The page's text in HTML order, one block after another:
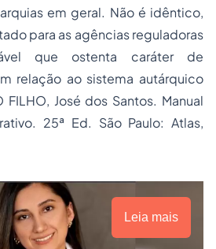
em geral. Não é idêntico,
para as agências reguladoras
que ostenta caráter de
relação ao sistema autárquico
FILHO, José dos Santos. Manual
25ª Ed. São Paulo: Atlas,
Leia mais